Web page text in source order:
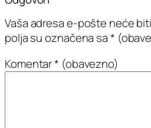
Vaša adresa e-pošte neće
polja su označena sa*
Komentar* (obavezno)